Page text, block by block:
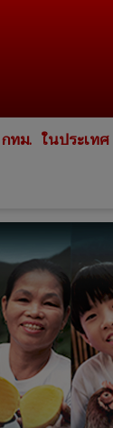
กทม. ในประเทศ